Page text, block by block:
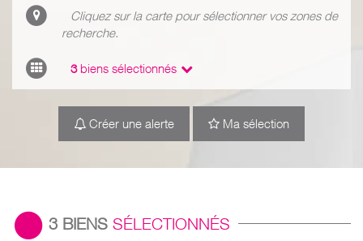
Cliquez sur la carte pour sélectionner vos zones de
recherche.
3biens sélectionnés
Créer une alerte Ma sélection
3 BIENS SÉLECTIONNÉS